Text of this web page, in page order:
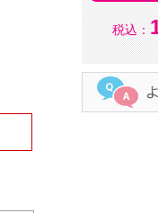
税込：